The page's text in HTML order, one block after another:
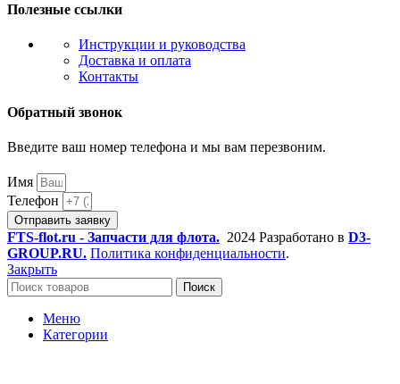
Полезные ссылки
Инструкции и руководства
Доставка и оплата
Контакты
Обратный звонок
Введите ваш номер телефона и мы вам перезвоним.
Имя
Телефон
Отправить заявку
FTS-flot.ru - Запчасти для флота. 2024 Разработано в D3-
GROUP.RU. Политика конфиденциальности.
Закрыть
Поиск
Меню
Категории